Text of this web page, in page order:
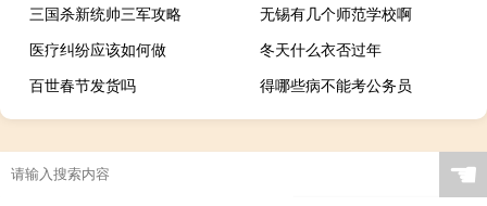
三国杀新统帅三军攻略
无锡有几个师范学校啊
医疗纠纷应该如何做
冬天什么衣否过年
百世春节发货吗
得哪些病不能考公务员
☚